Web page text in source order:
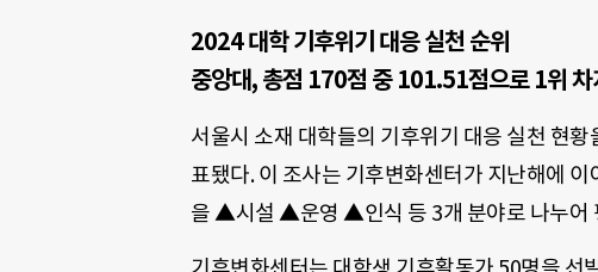
2024 대학 기후위기 대응 실천 순위
중앙대, 총점 170점 중 101.51점으로 1위 차
서울시 소재 대학들의 기후위기 대응 실천 현
표됐다. 이 조사는 기후변화센터가 지난해에
을 ▲시설 ▲운영 ▲인식 등 3개 분야로 나누어